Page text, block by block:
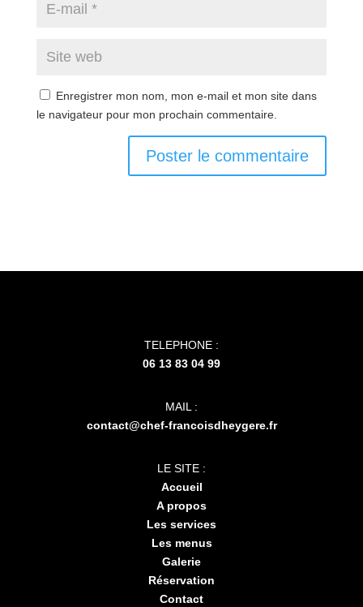
Enregistrer mon nom, mon e-mail et mon site dans
le navigateur pour mon prochain commentaire.
TELEPHONE :
06 13 83 04 99
MAIL :
contact@chef-francoisdheygere.fr
LE SITE :
Accueil
A propos
Les services
Les menus
Galerie
Réservation
Contact